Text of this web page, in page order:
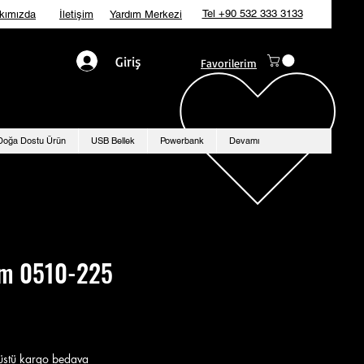
İletişim Yardım Merkezi Tel +90 532 333 3133
Giriş Favorilerim
Dostu Ürün USB Bellek Powerbank Devamı
0510-225
kargo bedava